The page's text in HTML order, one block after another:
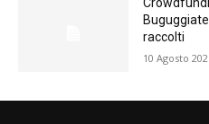
raccolti
10 Agosto